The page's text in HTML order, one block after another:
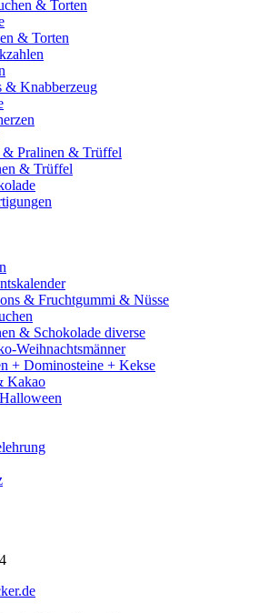
& Torten
& Torten
& Knabberzeug
& Pralinen & Trüffel
& Trüffel
& Fruchtgummi & Nüsse
& Schokolade diverse
Weihnachtsmänner
+ Dominosteine + Kekse
Kakao